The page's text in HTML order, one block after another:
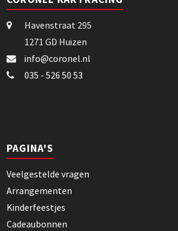
Havenstraat 295
1271 GD Huizen
info@coronel.nl
035 - 526 50 53
PAGINA'S
Veelgestelde vragen
Arrangementen
Kinderfeestjes
Cadeaubonnen